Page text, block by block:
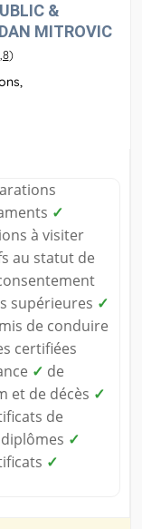
&
MITROVIC
)
✓
à visiter
au statut de
supérieures ✓
de conduire
certifiées
✓ de
et de décès ✓
de
diplômes ✓
✓